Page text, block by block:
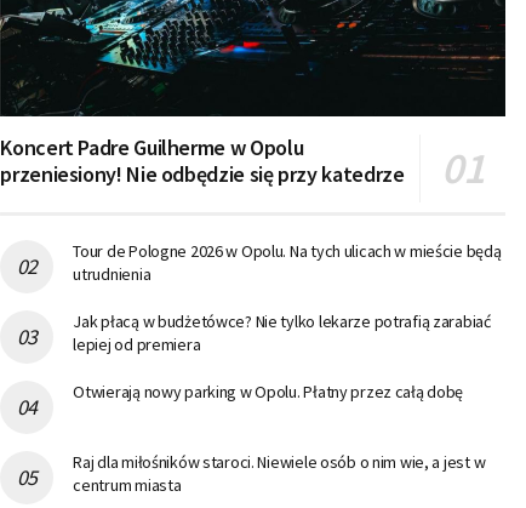
Koncert Padre Guilherme w Opolu
przeniesiony! Nie odbędzie się przy katedrze
Tour de Pologne 2026 w Opolu. Na tych ulicach w mieście będą
utrudnienia
Jak płacą w budżetówce? Nie tylko lekarze potrafią zarabiać
lepiej od premiera
Otwierają nowy parking w Opolu. Płatny przez całą dobę
Raj dla miłośników staroci. Niewiele osób o nim wie, a jest w
centrum miasta